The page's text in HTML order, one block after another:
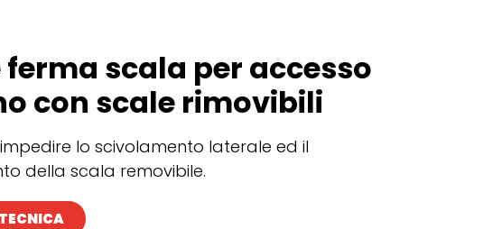
ferma scala per accesso
con scale rimovibili
lo scivolamento laterale ed il
della scala removibile.